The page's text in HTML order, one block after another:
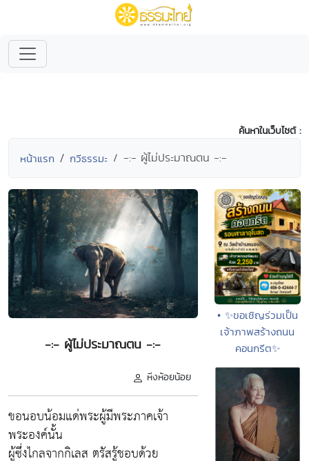
ค้นหาในเว็บไซต์ :
หน้าแรก กวีธรรมะ -:- ผู้ไม่ประมาณตน -:-
-:- ผู้ไม่ประมาณตน -:-
หิ่งห้อยน้อย
ขอนอบน้อมแด่พระผู้มีพระภาคเจ้า
พระองค์นั้น
ผู้ซึ่งไกลจากกิเลส ตรัสรู้ชอบด้วย
• ✨ขอเชิญร่วมเป็น
เจ้าภาพสร้างถนน
คอนกรีต✨